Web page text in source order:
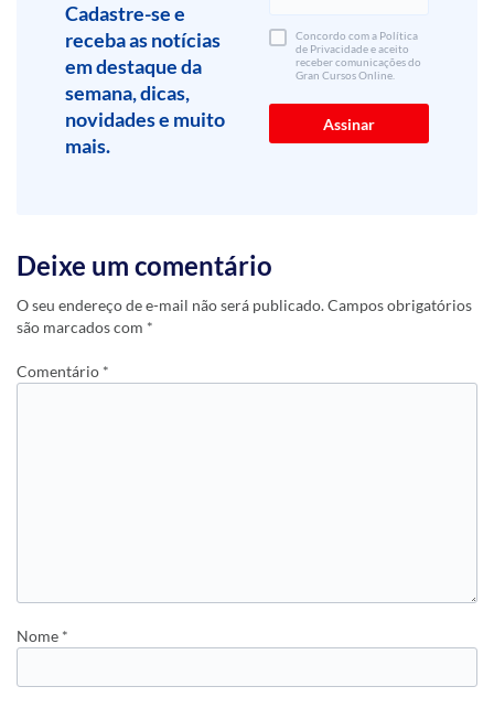
Cadastre-se e
receba as notícias
em destaque da
semana, dicas,
novidades e muito
mais.
Concordo com a Política
de Privacidade e aceito
receber comunicações do
Gran Cursos Online.
Deixe um comentário
O seu endereço de e-mail não será publicado.Campos obrigatórios
são marcados com *
Comentário *
Nome *